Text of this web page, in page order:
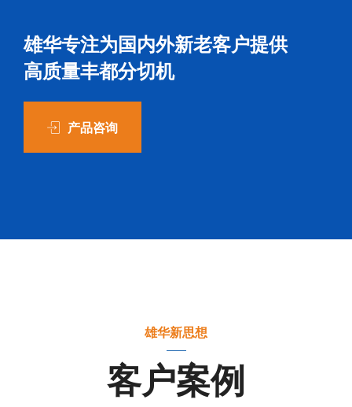
雄华专注为国内外新老客户提供
高质量丰都分切机
产品咨询
雄华新思想
客户案例